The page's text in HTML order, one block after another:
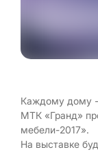
Каждому дому -
МТК «Гранд»
мебели-2017».
На выставке